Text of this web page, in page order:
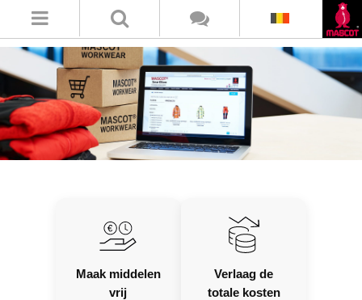
Maak middelen
vrij
Verlaag de
totale kosten